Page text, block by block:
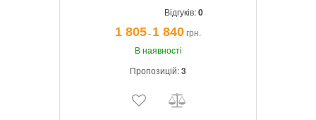
5.000 -20.000 об/хв. Потужність мотора 40
Відгуків:0
1 805¯1 840грн.
В наявності
Пропозицій:3